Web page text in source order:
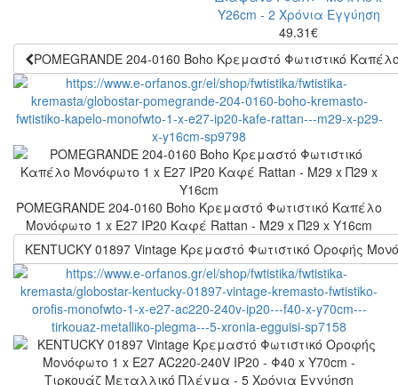
49.31€
POMEGRANDE 204-0160 Boho Κρεμαστό Φωτιστικό
POMEGRANDE 204-0160 Boho Κρεμαστό Φωτιστικό Kαπέλο
Μονόφωτο 1 x E27 IP20 Καφέ Rattan - Μ29 x Π29 x Υ16cm
KENTUCKY 01897 Vintage Κρεμαστό Φωτιστικό Οροφής